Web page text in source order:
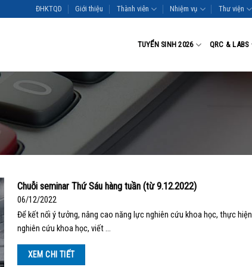
ĐHKTQD Giới thiệu Thành viên Nhiệm vụ Thư viện
TUYỂN SINH 2026 QRC & LABS
Chuỗi seminar Thứ Sáu hàng tuần (từ 9.12.2022)
06/12/2022
Để kết nối ý tưởng, nâng cao năng lực nghiên cứu khoa học, thực hiện
nghiên cứu khoa học, viết …
XEM CHI TIẾT